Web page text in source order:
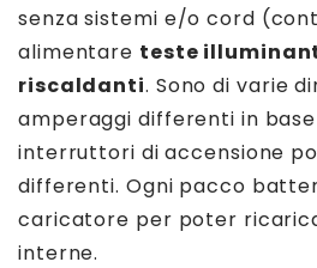
senza sistemi e/o cord
alimentare teste
riscaldanti. Sono di varie
amperaggi differenti in
interruttori di accensione
differenti. Ogni pacco
caricatore per poter
interne.